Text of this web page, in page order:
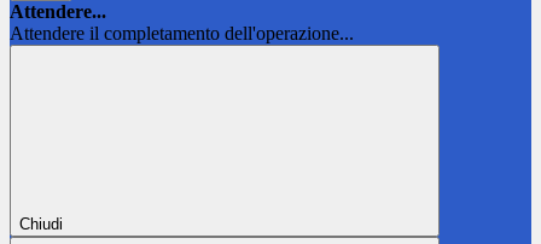
Attendere...
Attendere il completamento dell'operazione...
Chiudi